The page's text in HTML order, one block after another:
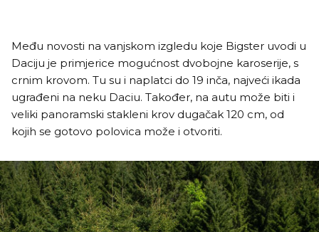
Među novosti na vanjskom izgledu koje Bigster uvodi u
Daciju je primjerice mogućnost dvobojne karoserije, s
crnim krovom. Tu su i naplatci do 19 inča, najveći ikada
ugrađeni na neku Daciu. Također, na autu može biti i
veliki panoramski stakleni krov dugačak 120 cm, od
kojih se gotovo polovica može i otvoriti.